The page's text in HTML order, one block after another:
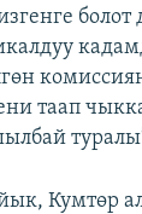
болот
таап
Кумтөр